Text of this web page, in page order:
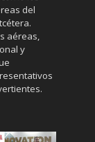
del
aéreas,
y